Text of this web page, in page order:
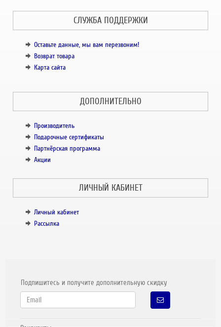
СЛУЖБА ПОДДЕРЖКИ
Оставьте данные, мы вам перезвоним!
Возврат товара
Карта сайта
ДОПОЛНИТЕЛЬНО
Производитель
Подарочные сертификаты
Партнёрская программа
Акции
ЛИЧНЫЙ КАБИНЕТ
Личный кабинет
Рассылка
Подпишитесь и получите дополнительную скидку